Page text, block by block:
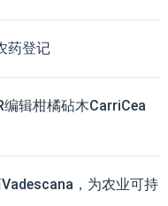
药登记
编辑柑橘砧木CarriCea
，为农业可持